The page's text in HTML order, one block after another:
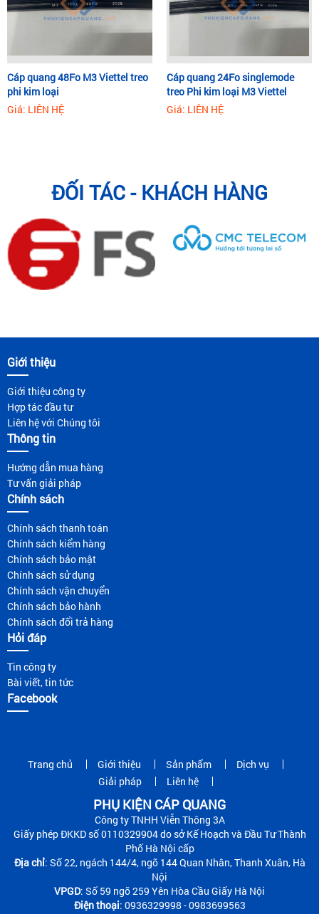
Cáp quang 48Fo M3 Viettel treo
phi kim loại
Giá: LIÊN HỆ
Cáp quang 24Fo singlemode
treo Phi kim loại M3 Viettel
Giá: LIÊN HỆ
ĐỐI TÁC - KHÁCH HÀNG
Giới thiệu
Giới thiệu công ty
Hợp tác đầu tư
Liên hệ với Chúng tôi
Thông tin
Hướng dẫn mua hàng
Tư vấn giải pháp
Chính sách
Chính sách thanh toán
Chính sách kiểm hàng
Chính sách bảo mật
Chính sách sử dụng
Chính sách vận chuyển
Chính sách bảo hành
Chính sách đổi trả hàng
Hỏi đáp
Tin công ty
Bài viết, tin tức
Facebook
Trang chủ Giới thiệu Sản phẩm
Dịch vụ
Giải pháp
Liên hệ
PHỤ KIỆN CÁP QUANG
Công ty TNHH Viễn Thông 3A
Giấy phép ĐKKD số 0110329904 do sở Kế Hoạch và Đầu Tư Thành
Phố Hà Nội cấp
Địa chỉ: Số 22, ngách 144/4, ngõ 144 Quan Nhân, Thanh Xuân, Hà
Nội
VPGD: Số 59 ngõ 259 Yên Hòa Cầu Giấy Hà Nội
Điện thoại: 0936329998 - 0983699563